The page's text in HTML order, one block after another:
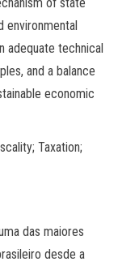
environmental
adequate technical
and a balance
economic
Taxation;
das maiores
desde a